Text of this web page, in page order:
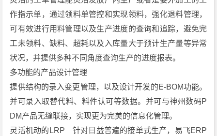
包
下
载
作指示单，通过领料单管控和实现领料，强化退料管理，
可有效进行用料管理以及生产进度的查询和追踪，避免完
工未领料、缺料、超耗以及入库量大于预计生产量等异常
状况，并提供多种不同角度查询生产的进度报表。
多功能的产品设计管理
提供结构的录入变更管理，以及设计开发的E-BOM功能。
并可录入取替代料、料件认可等数据。并可与神州数码P
DM产品无缝联接，实现更为完美的信息化管理。
灵活机动的LRP 针对日益普遍的接单式生产，易飞ERP